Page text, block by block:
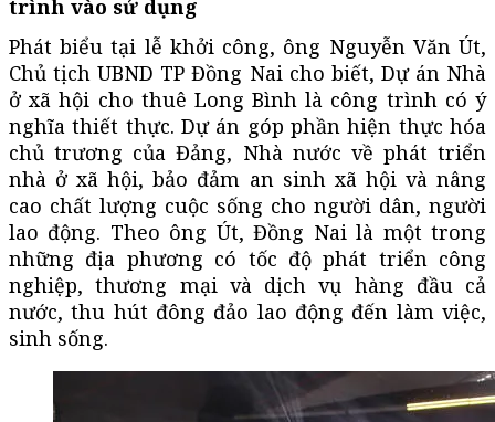
trình vào sử dụng
Phát biểu tại lễ khởi công, ông Nguyễn Văn Út,
Chủ tịch UBND TP Đồng Nai cho biết, Dự án Nhà
ở xã hội cho thuê Long Bình là công trình có ý
nghĩa thiết thực. Dự án góp phần hiện thực hóa
chủ trương của Đảng, Nhà nước về phát triển
nhà ở xã hội, bảo đảm an sinh xã hội và nâng
cao chất lượng cuộc sống cho người dân, người
lao động. Theo ông Út, Đồng Nai là một trong
những địa phương có tốc độ phát triển công
nghiệp, thương mại và dịch vụ hàng đầu cả
nước, thu hút đông đảo lao động đến làm việc,
sinh sống.